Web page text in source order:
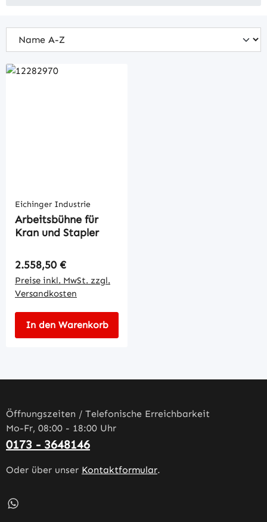
Eichinger Industrie
Arbeitsbühne für
Kran und Stapler
Regulärer Preis:
2.558,50 €
Preise inkl. MwSt. zzgl.
Versandkosten
In den Warenkorb
Öffnungszeiten / Telefonische Erreichbarkeit
Mo-Fr, 08:00 - 18:00 Uhr
0173 - 3648146
Oder über unser Kontaktformular.
Schreib uns auf WhatsApp – öffnet in neuem Tab